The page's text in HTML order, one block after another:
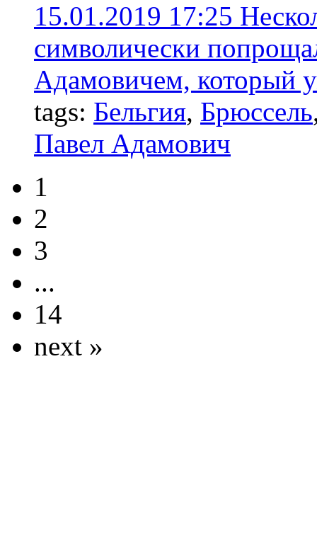
15.01.2019 17:25
символически
Адамовичем, который
tags: Бельгия, Брюссель
Павел Адамович
1
2
3
...
14
next »